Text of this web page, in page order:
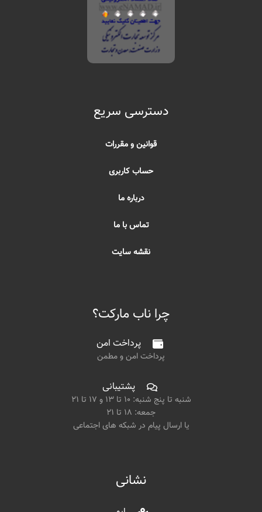
دسترسی سریع
قوانین و مقررات
حساب کاربری
درباره ما
تماس با ما
نقشه سایت
چرا ناب مارکت؟
پرداخت امن
پرداخت امن و مطمن
پشتیبانی
شنبه تا پنج شنبه: ۱۰ تا ۱۳ و ۱۷ تا ۲۱
جمعه: ۱۸ تا ۲۱
یا ارسال پیام در شبکه های اجتماعی
نشانی